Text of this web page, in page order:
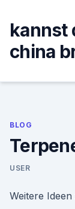
content
kannst
china
BLOG
USER
Weitere